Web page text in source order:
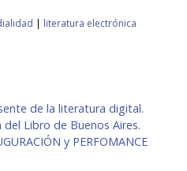
| literatura electrónica
de la literatura digital.
Libro de Buenos Aires.
y PERFOMANCE